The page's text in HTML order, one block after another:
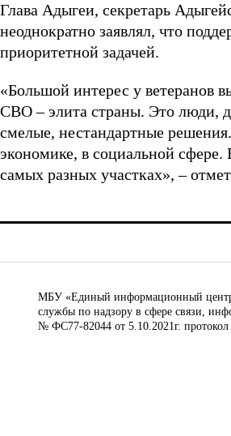
Глава Адыгеи, секретарь
неоднократно заявлял, что
приоритетной задачей.
«Большой интерес у ветеранов
СВО – элита страны. Это люди,
смелые, нестандартные
экономике, в социальной
самых разных участках», –
МБУ «Единый информационный центр
службы по надзору в сфере связи,
№ ФС77-82044 от 5.10.2021г.